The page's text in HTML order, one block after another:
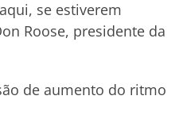
se estiverem
Roose, presidente da
de aumento do ritmo